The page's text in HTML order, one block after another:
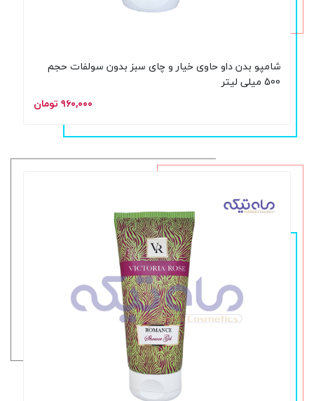
شامپو بدن داو حاوی خیار و چای سبز بدون سولفات حجم
500 میلی لیتر
۹۶۰,۰۰۰ تومان